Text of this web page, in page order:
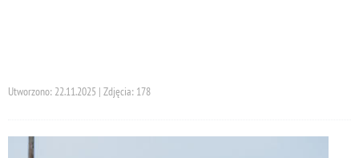
Utworzono: 22.11.2025 | Zdjęcia: 178